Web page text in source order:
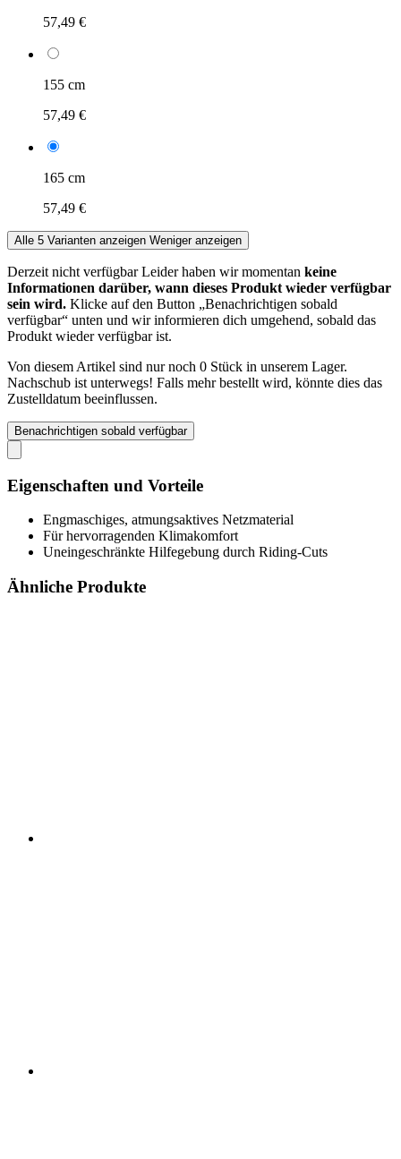
57,49 €
155 cm
57,49 €
165 cm
57,49 €
Alle 5 Varianten anzeigen Weniger anzeigen
Derzeit nicht verfügbarLeider haben wir momentan keine
Informationen darüber, wann dieses Produkt wieder verfügbar
sein wird. Klicke auf den Button „Benachrichtigen sobald
verfügbar“ unten und wir informieren dich umgehend, sobald das
Produkt wieder verfügbar ist.
Von diesem Artikel sind nur noch 0 Stück in unserem Lager.
Nachschub ist unterwegs! Falls mehr bestellt wird, könnte dies das
Zustelldatum beeinflussen.
Benachrichtigen sobald verfügbar
Eigenschaften und Vorteile
Engmaschiges, atmungsaktives Netzmaterial
Für hervorragenden Klimakomfort
Uneingeschränkte Hilfegebung durch Riding-Cuts
Ähnliche Produkte